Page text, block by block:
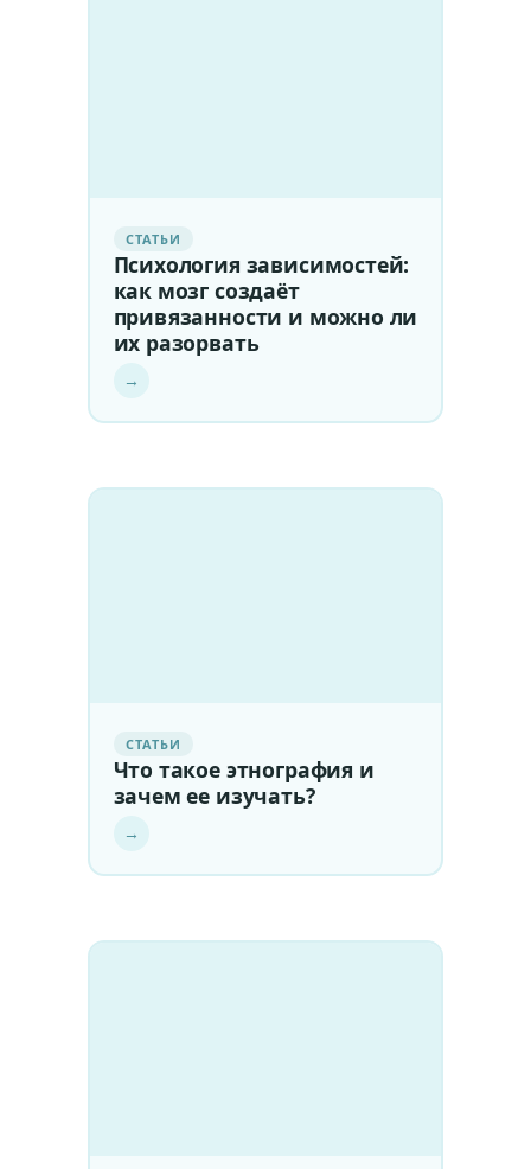
СТАТЬИ
Психология зависимостей:
как мозг создаёт
привязанности и можно ли
их разорвать
→
СТАТЬИ
Что такое этнография и
зачем ее изучать?
→